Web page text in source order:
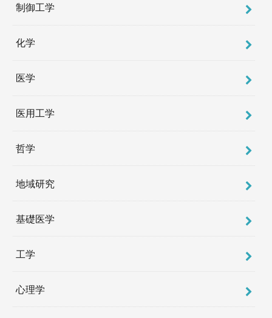
制御工学
化学
医学
医用工学
哲学
地域研究
基礎医学
工学
心理学